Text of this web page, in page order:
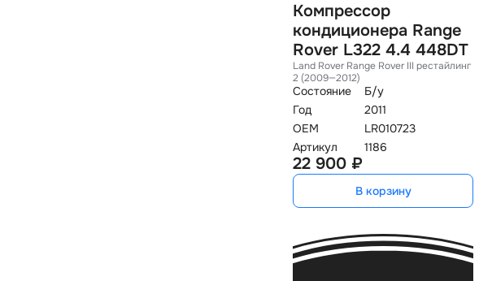
Компрессор
кондиционера Range
Rover L322 4.4 448DT
Land Rover Range Rover III рестайлин
2 (2009—2012)
Состояние
Б/у
Год
2011
OEM
LR010723
Артикул
1186
22 900 ₽
В корзину